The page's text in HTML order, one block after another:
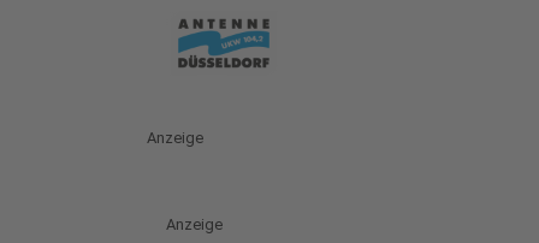
Anzeige
Anzeige